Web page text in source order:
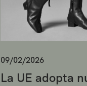
09/02/2026
La UE adopta